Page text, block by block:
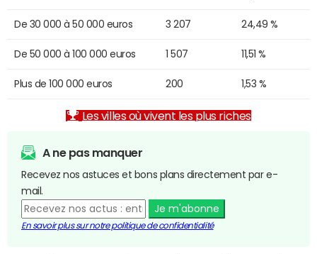
De 30 000 à 50 000 euros 3 207 24,49 %
De 50 000 à 100 000 euros 1 507 11,51 %
Plus de 100 000 euros 200 1,53 %
Les villes où vivent les plus riches
A ne pas manquer
Recevez nos astuces et bons plans directement par e-
mail.
Je m'abonne
En savoir plus sur notre politique de confidentialité